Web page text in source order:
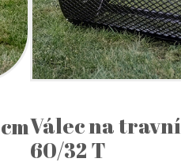
Válec na
60/32 T